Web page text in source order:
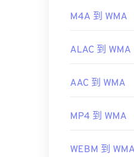
M4A 到 WMA
ALAC 到 WMA
AAC 到 WMA
MP4 到 WMA
WEBM 到